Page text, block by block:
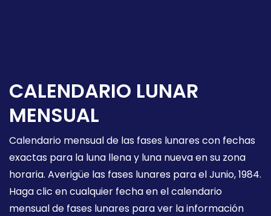
CALENDARIO LUNAR
MENSUAL
Calendario mensual de las fases lunares con fechas
exactas para la luna llena y luna nueva en su zona
horaria. Averigüe las fases lunares para el Junio, 1984.
Haga clic en cualquier fecha en el calendario
mensual de fases lunares para ver la información